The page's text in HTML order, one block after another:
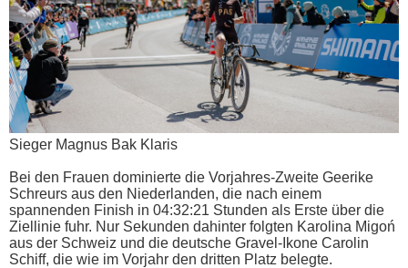
Sieger Magnus Bak Klaris
Bei den Frauen dominierte die Vorjahres-Zweite Geerike
Schreurs aus den Niederlanden, die nach einem
spannenden Finish in 04:32:21 Stunden als Erste über die
Ziellinie fuhr. Nur Sekunden dahinter folgten Karolina Migoń
aus der Schweiz und die deutsche Gravel-Ikone Carolin
Schiff, die wie im Vorjahr den dritten Platz belegte.